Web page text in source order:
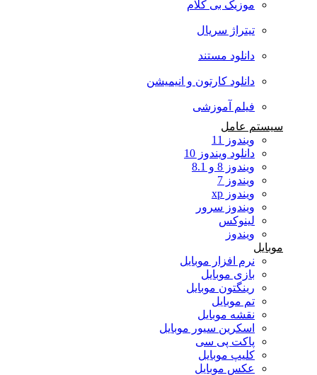
موزیک بی کلام
تیتراژ سریال
دانلود مستند
دانلود کارتون و انیمیشن
فیلم آموزشی
سیستم عامل
ویندوز 11
دانلود ویندوز 10
ویندوز 8 و 8.1
ویندوز 7
ویندوز xp
ویندوز سرور
لینوکس
ویندوز
موبایل
نرم افزار موبایل
بازی موبایل
رینگتون موبایل
تم موبایل
نقشه موبایل
اسکرین سیور موبایل
پاکت پی سی
کلیپ موبایل
عکس موبایل